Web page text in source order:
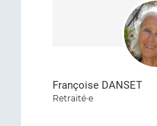
Françoise DANSET
Retraité·e